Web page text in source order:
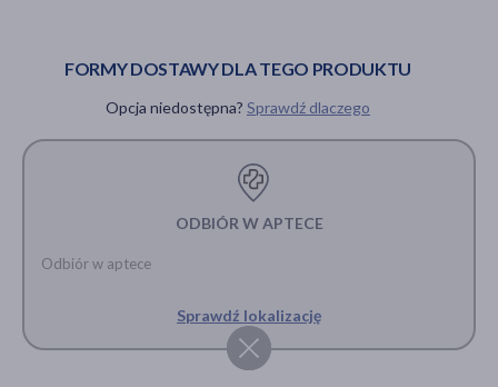
FORMY DOSTAWY DLA TEGO PRODUKTU
Opcja niedostępna? Sprawdź dlaczego
ODBIÓR W APTECE
Odbiór w aptece
Sprawdź lokalizację